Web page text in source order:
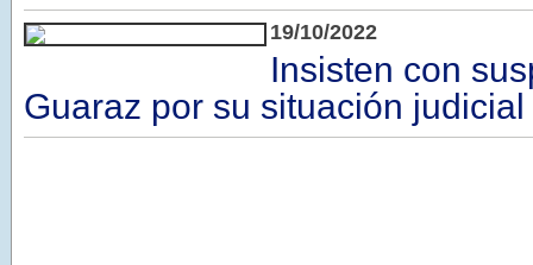
19/10/2022
Insisten con
Guaraz por su situación judicial